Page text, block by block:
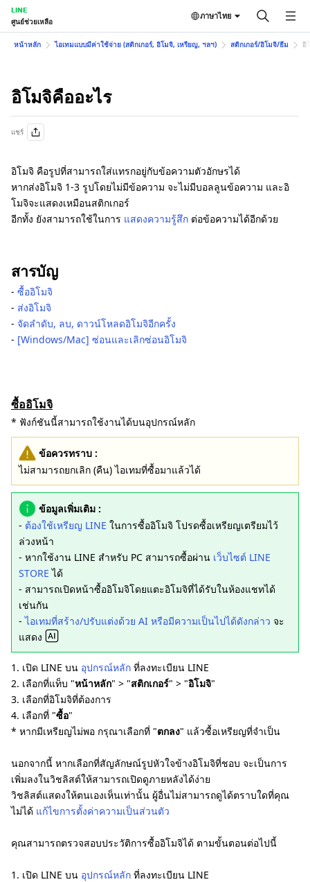
LINE
ศูนย์ช่วยเหลือ
ภาษาไทย
หน้าหลัก ไอเทมแบบมีค่าใช้จ่าย (สติกเกอร์, อิโมจิ, เหรียญ, ฯลฯ) สติกเกอร์/อิโมจิ/ธีม อิ
อิโมจิคืออะไร
แชร์
อิโมจิ คือรูปที่สามารถใส่แทรกอยู่กับข้อความตัวอักษรได้
หากส่งอิโมจิ 1-3 รูปโดยไม่มีข้อความ จะไม่มีบอลลูนข้อความ และอิ
โมจิจะแสดงเหมือนสติกเกอร์
อีกทั้ง ยังสามารถใช้ในการ แสดงความรู้สึก ต่อข้อความได้อีกด้วย
สารบัญ
‐ ซื้ออิโมจิ
‐ ส่งอิโมจิ
‐ จัดลำดับ, ลบ, ดาวน์โหลดอิโมจิอีกครั้ง
- [Windows/Mac] ซ่อนและเลิกซ่อนอิโมจิ
ซื้ออิโมจิ
* ฟังก์ชันนี้สามารถใช้งานได้บนอุปกรณ์หลัก
ข้อควรทราบ :
ไม่สามารถยกเลิก (คืน) ไอเทมที่ซื้อมาแล้วได้
ข้อมูลเพิ่มเติม :
- ต้องใช้เหรียญ LINE ในการซื้ออิโมจิ โปรดซื้อเหรียญเตรียมไว้
ล่วงหน้า
- หากใช้งาน LINE สำหรับ PC สามารถซื้อผ่าน เว็บไซต์ LINE
STORE ได้
- สามารถเปิดหน้าซื้ออิโมจิโดยแตะอิโมจิที่ได้รับในห้องแชทได้
เช่นกัน
-ไอเทมที่สร้าง/ปรับแต่งด้วย AI หรือมีความเป็นไปได้ดังกล่าว จะ
แสดง
1. เปิด LINE บน อุปกรณ์หลัก ที่ลงทะเบียน LINE
2. เลือกที่แท็บ "หน้าหลัก" > "สติกเกอร์" > "อิโมจิ"
3. เลือกที่อิโมจิที่ต้องการ
4. เลือกที่ "ซื้อ"
* หากมีเหรียญไม่พอ กรุณาเลือกที่ "ตกลง" แล้วซื้อเหรียญที่จำเป็น
นอกจากนี้ หากเลือกที่สัญลักษณ์รูปหัวใจข้างอิโมจิที่ชอบ จะเป็นการ
เพิ่มลงในวิชลิสต์ให้สามารถเปิดดูภายหลังได้ง่าย
วิชลิสต์แสดงให้ตนเองเห็นเท่านั้น ผู้อื่นไม่สามารถดูได้ตราบใดที่คุณ
ไม่ได้ แก้ไขการตั้งค่าความเป็นส่วนตัว
คุณสามารถตรวจสอบประวัติการซื้ออิโมจิได้ ตามขั้นตอนต่อไปนี้
1. เปิด LINE บน อุปกรณ์หลัก ที่ลงทะเบียน LINE